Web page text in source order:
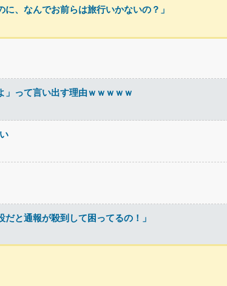
、なんでお前らは旅行いかないの？」
」って言い出す理由ｗｗｗｗｗ
と通報が殺到して困ってるの！」